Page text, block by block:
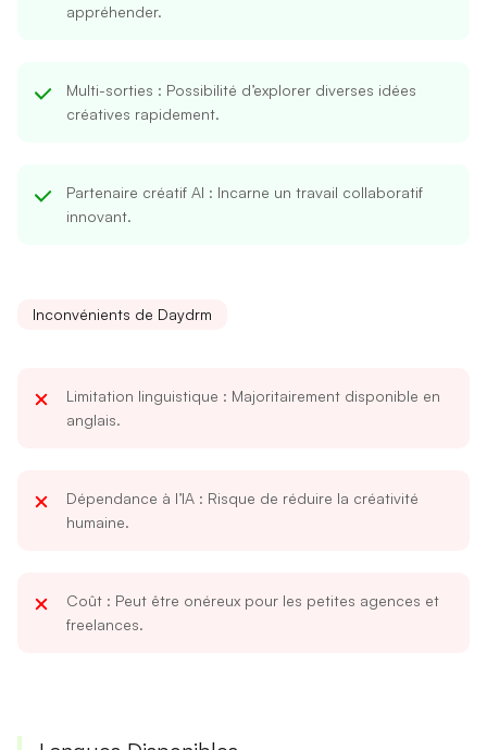
appréhender.
Multi-sorties : Possibilité d’explorer diverses idées
créatives rapidement.
Partenaire créatif AI : Incarne un travail collaboratif
innovant.
Inconvénients de Daydrm
Limitation linguistique : Majoritairement disponible en
anglais.
Dépendance à l’IA : Risque de réduire la créativité
humaine.
Coût : Peut être onéreux pour les petites agences et
freelances.